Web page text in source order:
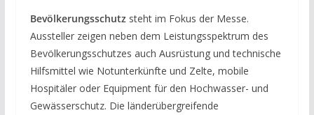
Bevölkerungsschutz steht im Fokus der Messe.
Aussteller zeigen neben dem Leistungsspektrum des
Bevölkerungsschutzes auch Ausrüstung und technische
Hilfsmittel wie Notunterkünfte und Zelte, mobile
Hospitäler oder Equipment für den Hochwasser- und
Gewässerschutz. Die länderübergreifende